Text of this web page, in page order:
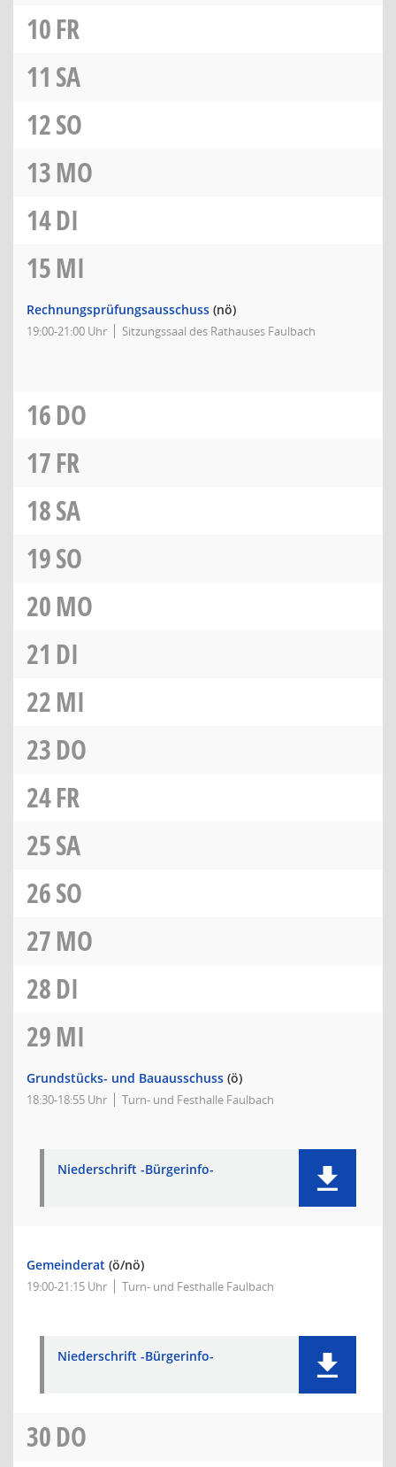
10FR
11 SA
12SO
13MO
14DI
15MI
Rechnungsprüfungsausschuss (nö)
19:00-21:00 Uhr Sitzungssaal des Rathauses Faulbach
16DO
17FR
18SA
19SO
20MO
21 DI
22MI
23DO
24FR
25SA
26SO
27MO
28DI
29MI
Grundstücks- und Bauausschuss (ö)
18:30-18:55 Uhr Turn- und Festhalle Faulbach
Niederschrift -Bürgerinfo-
Gemeinderat (ö/nö)
19:00-21:15 Uhr Turn- und Festhalle Faulbach
Niederschrift -Bürgerinfo-
30DO